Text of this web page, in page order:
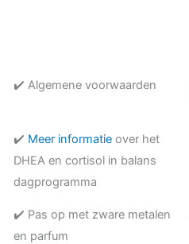
✔️ Algemene voorwaarden
✔️ Meer informatieover het
DHEA en cortisol in balans
dagprogramma
✔️ Pas op met zware metalen
en parfum